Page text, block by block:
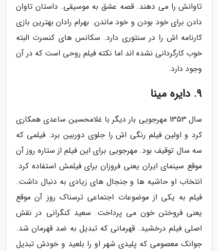
تاوانش را می دهند. قصه عشق به موسیقی. داستان تاوان
دادن برای خود بودن و خود ماندن. بهرام رادان بهترین بازی
کارنامه اش را در سنتوری دارد. سکانس های کنسرت البته
خوب کارگردانی نشده اند اما نکته فیلم روحی است که در آن
وجود دارد.
9. دایره مینا
سال 1353 مهرجویی بار دیگر با غلامحسین ساعدی همکاری
کرد و اولین فیلم رنگی اش را جلوی دوربین برد. فیلمی که
سه سال توقیف بود. مهرجویی برای این فیلم از ستاره روز آن
موقع سینمای ایران یعنی فروزان برای فیلمش استفاده کرد.
انتخاب او حاشیه ها و جنجال های زیادی به دنبال داشت.
فیلم به یکی از موضوعات اجتماعی ترسناک روز آن موقع
یعنی فروختن خون می پرداخت. سعید کنگرانی در نقش
اصلی فیلم درخشید. قهرمانی که تبدیل به ضد قهرمان شد.
جوانک معصومی که پلیدی شهر او را بلعید و خودش تبدیل